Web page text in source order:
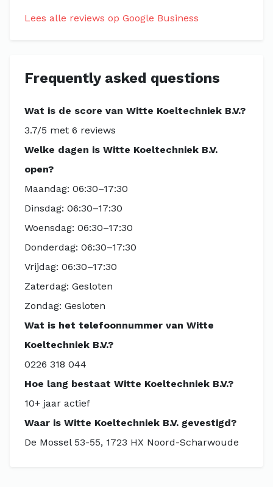
Lees alle reviews op Google Business
Frequently asked questions
Wat is de score van Witte Koeltechniek B.V.?
3.7/5 met 6 reviews
Welke dagen is Witte Koeltechniek B.V.
open?
Maandag: 06:30–17:30
Dinsdag: 06:30–17:30
Woensdag: 06:30–17:30
Donderdag: 06:30–17:30
Vrijdag: 06:30–17:30
Zaterdag: Gesloten
Zondag: Gesloten
Wat is het telefoonnummer van Witte
Koeltechniek B.V.?
0226 318 044
Hoe lang bestaat Witte Koeltechniek B.V.?
10+ jaar actief
Waar is Witte Koeltechniek B.V. gevestigd?
De Mossel 53-55, 1723 HX Noord-Scharwoude